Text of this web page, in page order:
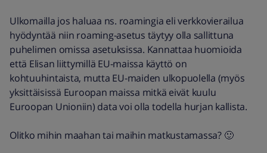
Ulkomailla jos haluaa ns. roamingia eli verkkovierailua
hyödyntää niin roaming-asetus täytyy olla sallittuna
puhelimen omissa asetuksissa. Kannattaa huomioida
että Elisan liittymillä EU-maissa käyttö on
kohtuuhintaista, mutta EU-maiden ulkopuolella (myös
yksittäisissä Euroopan maissa mitkä eivät kuulu
Euroopan Unioniin) data voi olla todella hurjan kallista.
Olitko mihin maahan tai maihin matkustamassa? 🙂